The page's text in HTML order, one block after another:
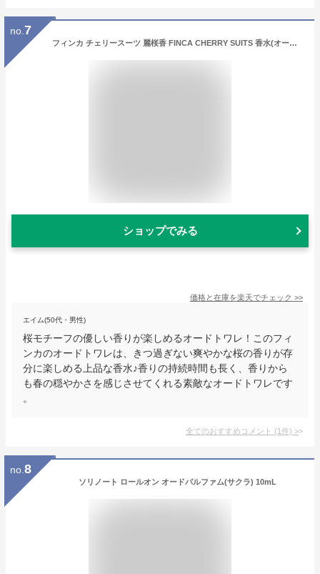
no. 7
フィンカ チェリースーツ 麗桜香 FINCA CHERRY SUITS 香水(オードトワレ) さくらモチーフの香り
ショップでみる
価格と在庫を楽天でチェック >>
エイム(50代・男性)
桜モチーフの優しい香りが楽しめるオードトワレ！このフィ
ンカのオードトワレは、きつ過ぎない爽やかな桜の香りが存
分に楽しめる上品な香水♪香りの持続時間も長く、香りから
も春の穏やかさを感じさせてくれる素敵なオードトワレです
。
全てのおすすめコメント (1件) >
no. 8
ソリノート ロールオン オードパルファム(サクラ) 10mL